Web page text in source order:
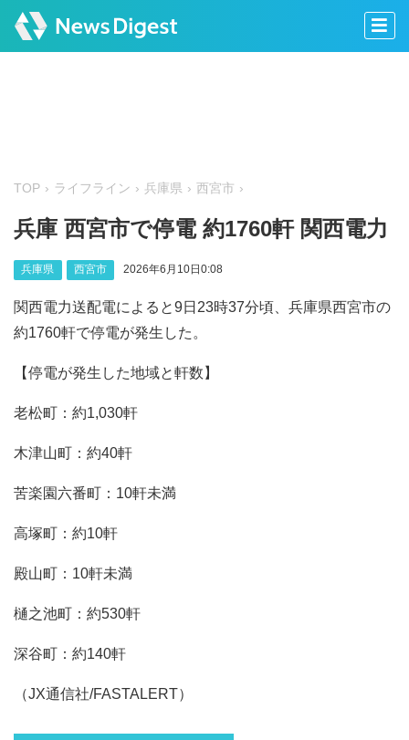
TOP ライフライン 兵庫県 西宮市
兵庫 西宮市で停電 約1760軒 関西電力
兵庫県 西宮市 2026年6月10日0:08
関西電力送配電によると9日23時37分頃、兵庫県西宮市の
約1760軒で停電が発生した。
【停電が発生した地域と軒数】
老松町：約1,030軒
木津山町：約40軒
苦楽園六番町：10軒未満
高塚町：約10軒
殿山町：10軒未満
樋之池町：約530軒
深谷町：約140軒
（JX通信社/FASTALERT）